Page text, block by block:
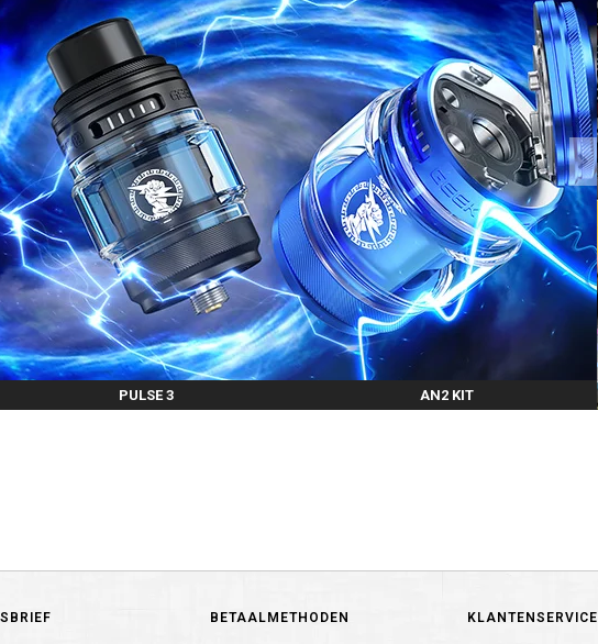
PULSE 3 AN2 KIT
BETAALMETHODEN KLANTENSERVICE